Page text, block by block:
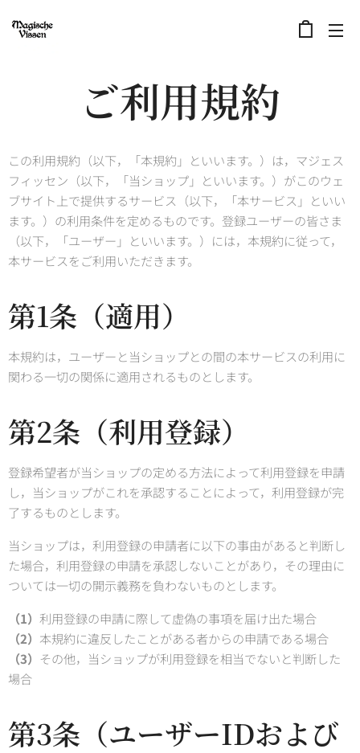
ご利用規約
この利用規約（以下，「本規約」といいます。）は，マジェス
フィッセン（以下，「当ショップ」といいます。）がこのウェ
ブサイト上で提供するサービス（以下，「本サービス」といい
ます。）の利用条件を定めるものです。登録ユーザーの皆さま
（以下，「ユーザー」といいます。）には，本規約に従って，
本サービスをご利用いただきます。
第1条（適用）
本規約は，ユーザーと当ショップとの間の本サービスの利用に
関わる一切の関係に適用されるものとします。
第2条（利用登録）
登録希望者が当ショップの定める方法によって利用登録を申請
し，当ショップがこれを承認することによって，利用登録が完
了するものとします。
当ショップは，利用登録の申請者に以下の事由があると判断し
た場合，利用登録の申請を承認しないことがあり，その理由に
ついては一切の開示義務を負わないものとします。
（1） 利用登録の申請に際して虚偽の事項を届け出た場合
（2） 本規約に違反したことがある者からの申請である場合
（3） その他，当ショップが利用登録を相当でないと判断した
場合
第3条（ユーザーIDおよび